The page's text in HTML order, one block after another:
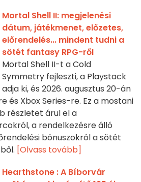
Mortal Shell II: megjelenési
dátum, játékmenet, előzetes,
előrendelés... mindent tudni a
sötét fantasy RPG-ről
Mortal Shell II-t a Cold
Symmetry fejleszti, a Playstack
adja ki, és 2026. augusztus 20-án
és Xbox Series-re. Ez a mostani
részletet árul el a
a rendelkezésre álló
bónuszokról a sötét
[Olvass tovább]
Hearthstone : A Bíborvár